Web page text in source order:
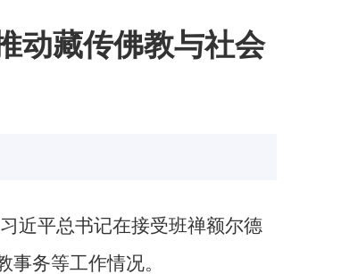
动藏传佛教与社会
近平总书记在接受班禅额尔德
务等工作情况。